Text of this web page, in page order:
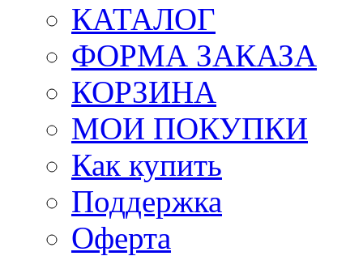
КАТАЛОГ
ФОРМА ЗАКАЗА
КОРЗИНА
МОИ ПОКУПКИ
Как купить
Поддержка
Оферта